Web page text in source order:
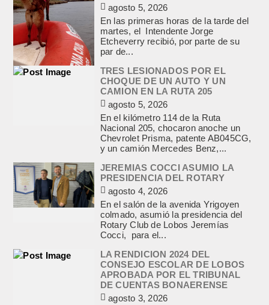
agosto 5, 2026
En las primeras horas de la tarde del
martes, el Intendente Jorge
Etcheverry recibió, por parte de su
par de...
TRES LESIONADOS POR EL
CHOQUE DE UN AUTO Y UN
CAMION EN LA RUTA 205
agosto 5, 2026
En el kilómetro 114 de la Ruta
Nacional 205, chocaron anoche un
Chevrolet Prisma, patente AB045CG,
y un camión Mercedes Benz,...
JEREMIAS COCCI ASUMIO LA
PRESIDENCIA DEL ROTARY
agosto 4, 2026
En el salón de la avenida Yrigoyen
colmado, asumió la presidencia del
Rotary Club de Lobos Jeremías
Cocci, para el...
LA RENDICION 2024 DEL
CONSEJO ESCOLAR DE LOBOS
APROBADA POR EL TRIBUNAL
DE CUENTAS BONAERENSE
agosto 3, 2026